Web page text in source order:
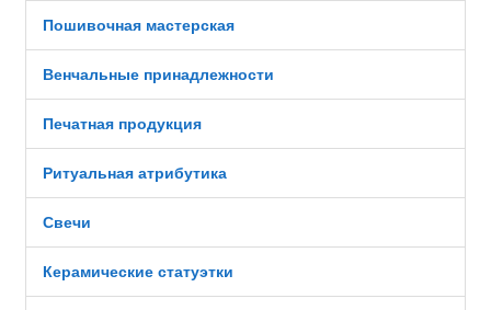
Пошивочная мастерская
Венчальные принадлежности
Печатная продукция
Ритуальная атрибутика
Свечи
Керамические статуэтки